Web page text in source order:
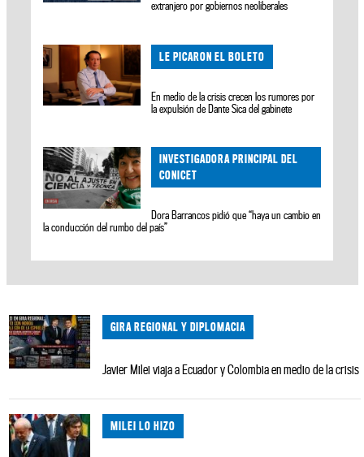
extranjero por gobiernos neoliberales
LE PICARON EL BOLETO
En medio de la crisis crecen los rumores por
la expulsión de Dante Sica del gabinete
INVESTIGADORA PRINCIPAL DEL
CONICET
Dora Barrancos pidió que “haya un cambio en
la conducción del rumbo del país”
GIRA REGIONAL Y DIPLOMACIA
Javier Milei viaja a Ecuador y Colombia en medio de la crisis
MILEI LO HIZO